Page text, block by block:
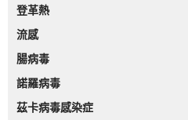
登革熱
流感
腸病毒
諾羅病毒
茲卡病毒感染症